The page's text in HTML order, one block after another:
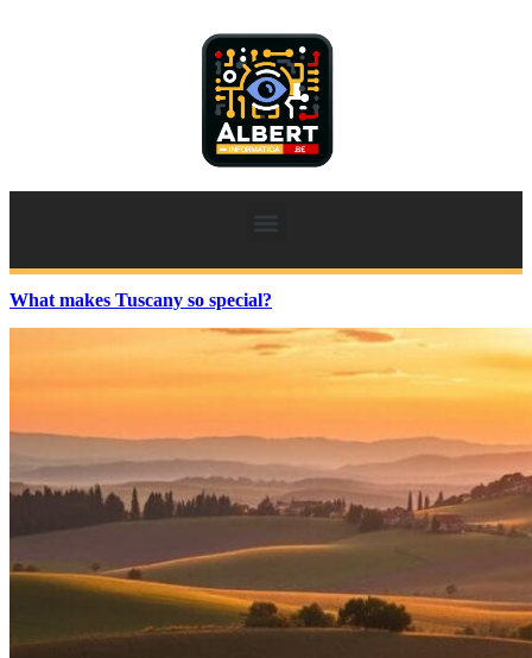
What makes Tuscany so special?